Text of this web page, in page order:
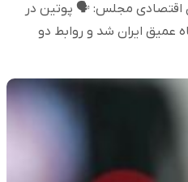
اقتصادی مجلس: 🗣️ پوتین در
عمیق ایران شد و روابط دو